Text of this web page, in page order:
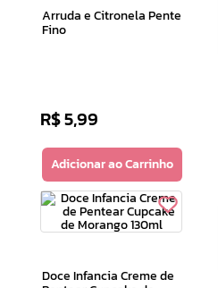
Arruda e Citronela Pente
Fino
R$5,99
Adicionar ao Carrinho
Doce Infancia Creme de